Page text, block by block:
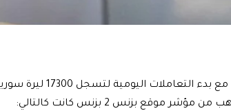
ليرة سورية للغرام عيار 21 قيراط في دمشق لليوم الأحد 7 حزيران
موقع بزنس 2 بزنس كانت كالتالي: